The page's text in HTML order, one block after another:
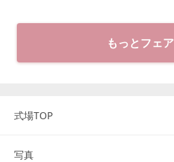
もっとフェ
式場TOP
写真